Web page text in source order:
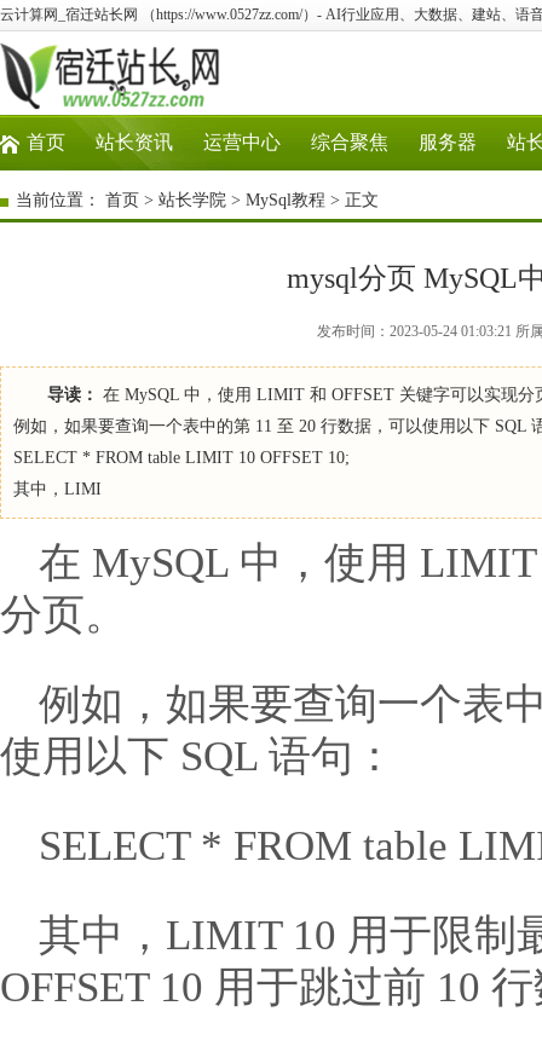
云计算网_宿迁站长网 （https://www.0527zz.com/）- AI行业应用、大数据、建站、语
首页 站长资讯 运营中心 综合聚焦 服务器 站
当前位置： 首页 > 站长学院 > MySql教程 > 正文
mysql分页 MySQL
发布时间：2023-05-24 01:03:21
导读： 在 MySQL 中，使用 LIMIT 和 OFFSET 关键字可以实现分
例如，如果要查询一个表中的第 11 至 20 行数据，可以使用以下 SQL
SELECT * FROM table LIMIT 10 OFFSET 10;
其中，LIMI
在 MySQL 中，使用
分页。
例如，如果要查询一个表
使用以下 SQL 语句：
SELECT * FROM table
其中，LIMIT 10 用于限制
OFFSET 10 用于跳过前 10